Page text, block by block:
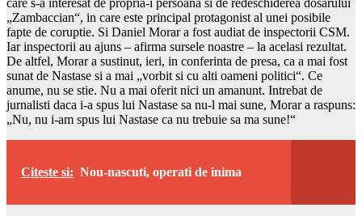
„Zambaccian“, in care este principal protagonist al unei posibile
fapte de coruptie. Si Daniel Morar a fost audiat de inspectorii CSM.
Iar inspectorii au ajuns – afirma sursele noastre – la acelasi rezultat.
De altfel, Morar a sustinut, ieri, in conferinta de presa, ca a mai fost
sunat de Nastase si a mai „vorbit si cu alti oameni politici“. Ce
anume, nu se stie. Nu a mai oferit nici un amanunt. Intrebat de
jurnalisti daca i-a spus lui Nastase sa nu-l mai sune, Morar a raspuns:
„Nu, nu i-am spus lui Nastase ca nu trebuie sa ma sune!“
Citeste si: Nou-nascuti, operati de inima